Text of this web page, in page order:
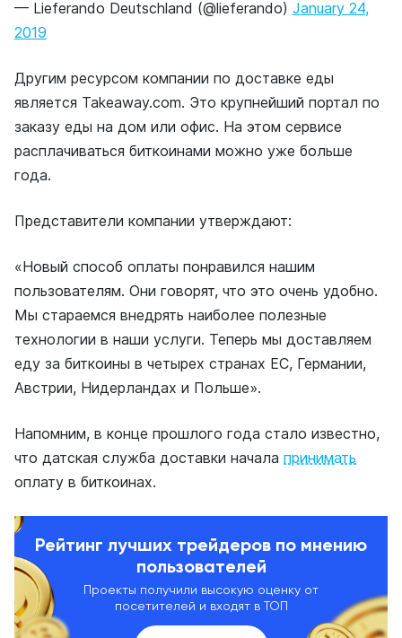
— Lieferando Deutschland (@lieferando) January 24,
2019
Другим ресурсом компании по доставке еды
является Takeaway.com. Это крупнейший портал по
заказу еды на дом или офис. На этом сервисе
расплачиваться биткоинами можно уже больше
года.
Представители компании утверждают:
«Новый способ оплаты понравился нашим
пользователям. Они говорят, что это очень удобно.
Мы стараемся внедрять наиболее полезные
технологии в наши услуги. Теперь мы доставляем
еду за биткоины в четырех странах ЕС, Германии,
Австрии, Нидерландах и Польше».
Напомним, в конце прошлого года стало известно,
что датская служба доставки начала принимать
оплату в биткоинах.
Рейтинг лучших трейдеров по мнению
пользователей
Проекты получили высокую оценку от
посетителей и входят в ТОП